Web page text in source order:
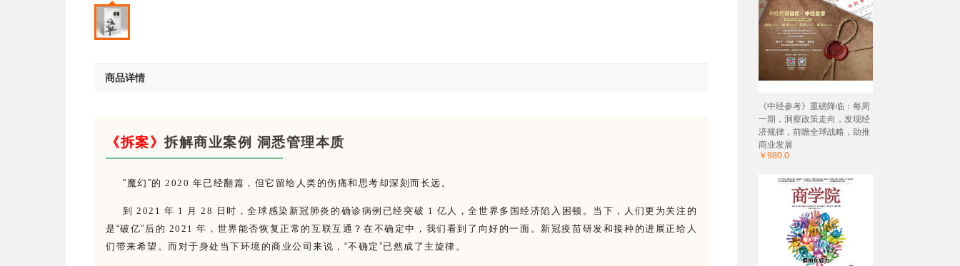
商品详情
《拆案》拆解商业案例 洞悉管理本质
“ 魔幻 ”的 2020 年已经翻篇，但它留给人类的伤痛和思考却深刻而长远。
到 2021 年 1 月 28 日时，全球感染新冠肺炎的确诊病例已经突破 1 亿人，全世界多国经济陷入困顿。当下，人们更为关注的
是 “破亿” 后的 2021 年，世界能否恢复正常的互联互通？在不确定中，我们看到了向好的一面。新冠疫苗研发和接种的进展正给人
们带来希望。而对于身处当下环境的商业公司来说， “不确定 ”已然成了主旋律。
《中经参考》重磅降临：每周
一期，洞察政策走向，发现经
济规律，前瞻全球战略，助推
商业发展
￥980.0